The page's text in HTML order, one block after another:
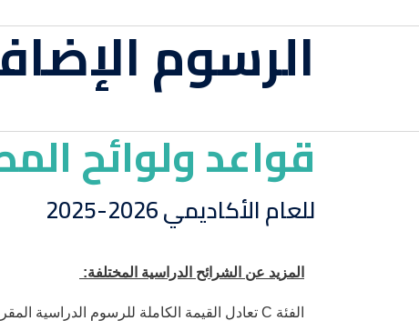
الرسوم
قواعد ولوائح
للعام الأكاديمي 2026-2025
المزيد عن الشرائح الدراسية المختلفة:
الفئة C تعادل القيمة الكاملة للرسوم الدراسية المقررة على دفعة 2025-2026 قبل تطبيق أي منح دراسية مبنية على أساس التفوق الأكاديمي.